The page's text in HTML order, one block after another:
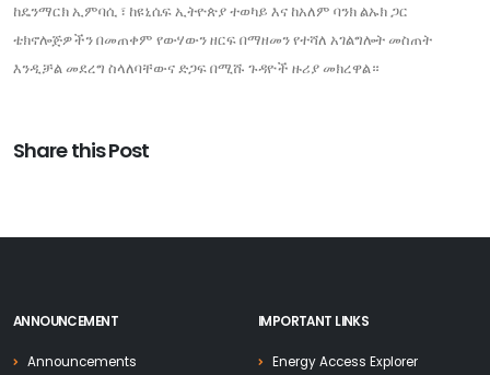
ከዴንማርክ ኢምባሲ ፣ ከዩኒሴፍ ኢትዮጵያ ተወካይ እና ከአለም ባንክ ልኡክ ጋር
ቴክኖሎጅዎችን በመጠቀም የውሃውን ዘርፍ በማዘመን የተሻለ አገልግሎት መስጠት
እንዲቻል መደረግ ስላለባቸውና ድጋፍ በሚሹ ጉዳዮች ዙሪያ መክረዋል።
Share this Post
ANNOUNCEMENT
Announcements
IMPORTANT LINKS
Energy Access Explorer